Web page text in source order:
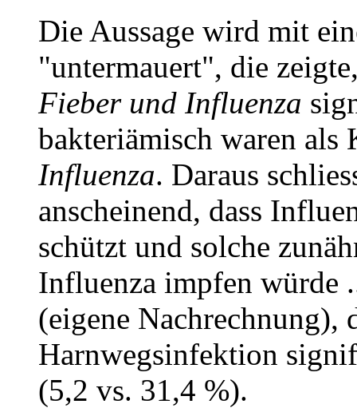
Die Aussage wird mit
"untermauert", die
Fieber und Influenza
bakteriämisch waren
Influenza. Daraus
anscheinend, dass
schützt und solche
Influenza impfen würde
(eigene Nachrechnung),
Harnwegsinfektion
(5,2 vs. 31,4 %).